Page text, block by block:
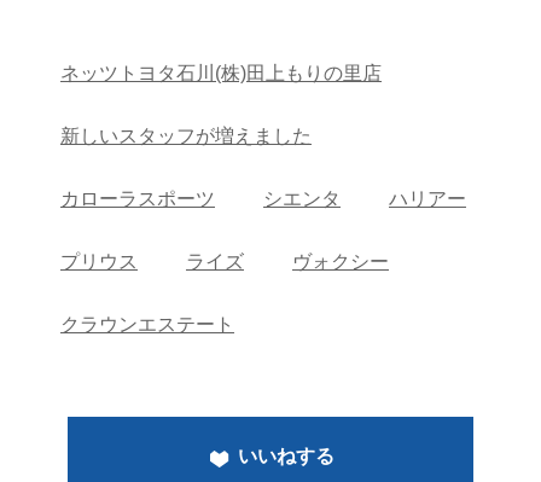
ネッツトヨタ石川(株)田上もりの里店
新しいスタッフが増えました
カローラスポーツ シエンタ ハリアー
プリウス ライズ ヴォクシー
クラウンエステート
いいねする